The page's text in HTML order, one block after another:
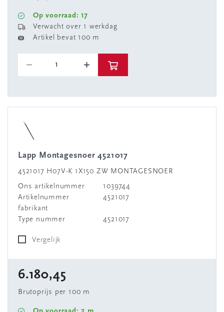
Op voorraad: 17
Verwacht over 1 werkdag
Artikel bevat 100 m
Lapp Montagesnoer 4521017
4521017 H07V-K 1X150 ZW MONTAGESNOER
Ons artikelnummer
1039744
Artikelnummer
fabrikant
4521017
Type nummer 4521017
Vergelijk
6.180,45
Brutoprijs per 100 m